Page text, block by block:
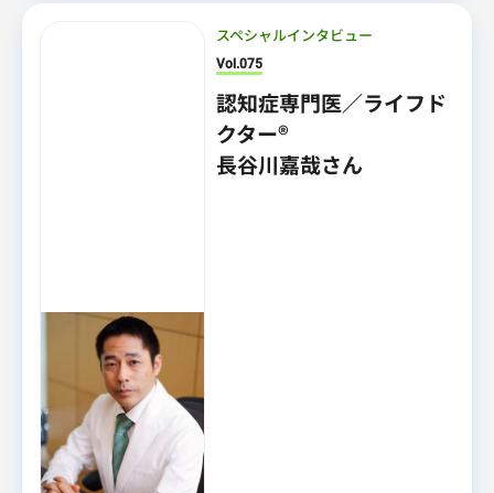
スペシャルインタビュー
Vol.075
認知症専門医／ライフド
クター®
長谷川嘉哉さん